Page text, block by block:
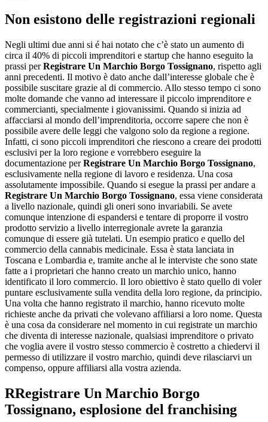
Non esistono delle registrazioni regionali
Negli ultimi due anni si é hai notato che c’è stato un aumento di
circa il 40% di piccoli imprenditori e startup che hanno eseguito la
prassi perRegistrare Un Marchio Borgo Tossignano, rispetto agli
anni precedenti. Il motivo è dato anche dall’interesse globale che è
possibile suscitare grazie al di commercio. Allo stesso tempo ci sono
molte domande che vanno ad interessare il piccolo imprenditore e
commercianti, specialmente i giovanissimi. Quando si inizia ad
affacciarsi al mondo dell’imprenditoria, occorre sapere che non è
possibile avere delle leggi che valgono solo da regione a regione.
Infatti, ci sono piccoli imprenditori che riescono a creare dei prodotti
esclusivi per la loro regione e vorrebbero eseguire la
documentazione perRegistrare Un Marchio Borgo Tossignano,
esclusivamente nella regione di lavoro e residenza. Una cosa
assolutamente impossibile. Quando si esegue la prassi per andare a
Registrare Un Marchio Borgo Tossignano, essa viene considerata
a livello nazionale, quindi gli oneri sono invariabili. Se avete
comunque intenzione di espandersi e tentare di proporre il vostro
prodotto servizio a livello interregionale avrete la garanzia
comunque di essere già tutelati. Un esempio pratico e quello del
commercio della cannabis medicinale. Essa è stata lanciata in
Toscana e Lombardia e, tramite anche al le interviste che sono state
fatte a i proprietari che hanno creato un marchio unico, hanno
identificato il loro commercio. Il loro obiettivo è stato quello di voler
puntare esclusivamente sulla vendita della loro regione, da principio.
Una volta che hanno registrato il marchio, hanno ricevuto molte
richieste anche da privati che volevano affiliarsi a loro nome. Questa
è una cosa da considerare nel momento in cui registrate un marchio
che diventa di interesse nazionale, qualsiasi imprenditore o privato
che voglia avere il vostro stesso commercio è costretto a chiedervi il
permesso di utilizzare il vostro marchio, quindi deve rilasciarvi un
compenso, oppure affiliarsi alla vostra azienda.
RRegistrare Un Marchio Borgo
Tossignano, esplosione del franchising